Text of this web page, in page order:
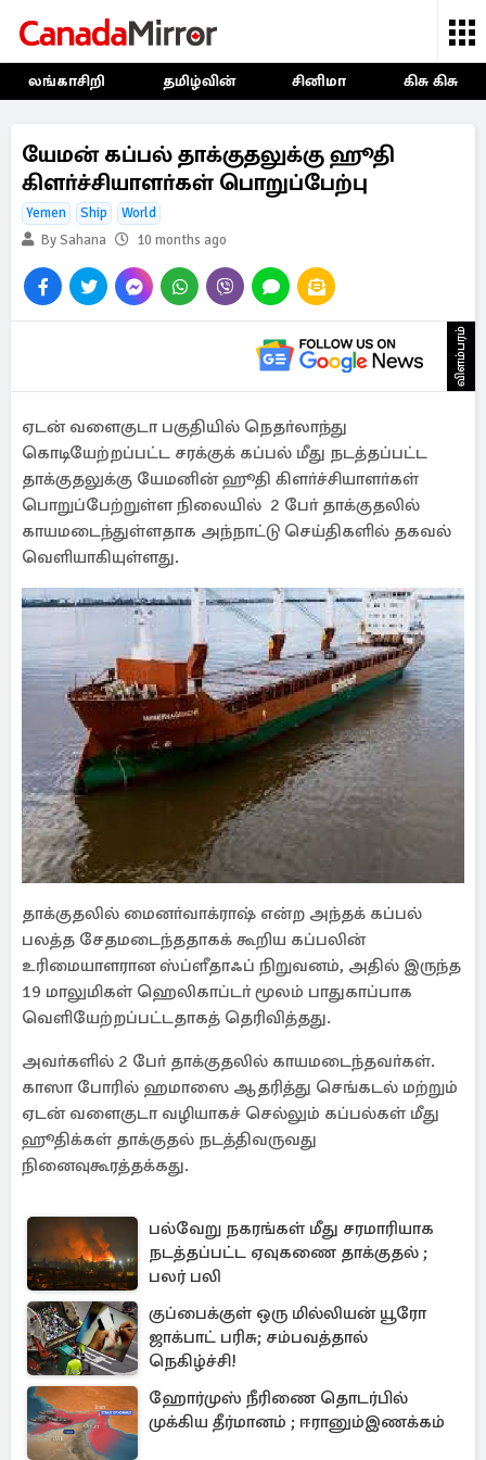
லங்காசிறி தமிழ்வின் சினிமா கிசு கிசு
யேமன் கப்பல் தாக்குதலுக்கு ஹூதி
கிளா்ச்சியாளா்கள் பொறுப்பேற்பு
Yemen Ship
World
By Sahana
10 months ago
விளம்பரம்
ஏடன் வளைகுடா பகுதியில் நெதா்லாந்து
கொடியேற்றப்பட்ட சரக்குக் கப்பல் மீது நடத்தப்பட்ட
தாக்குதலுக்கு யேமனின் ஹூதி கிளா்ச்சியாளா்கள்
பொறுப்பேற்றுள்ள நிலையில் 2 போ் தாக்குதலில்
காயமடைந்துள்ளதாக அந்நாட்டு செய்திகளில் தகவல்
வெளியாகியுள்ளது.
தாக்குதலில் மைனா்வாக்ராஷ் என்ற அந்தக் கப்பல்
பலத்த சேதமடைந்ததாகக் கூறிய கப்பலின்
உரிமையாளரான ஸ்ப்ளீதாஃப் நிறுவனம், அதில் இருந்த
19 மாலுமிகள் ஹெலிகாப்டா் மூலம் பாதுகாப்பாக
வெளியேற்றப்பட்டதாகத் தெரிவித்தது.
அவா்களில் 2 போ் தாக்குதலில் காயமடைந்தவா்கள்.
காஸா போரில் ஹமாஸை ஆதரித்து செங்கடல் மற்றும்
ஏடன் வளைகுடா வழியாகச் செல்லும் கப்பல்கள் மீது
ஹூதிக்கள் தாக்குதல் நடத்திவருவது
நினைவுகூரத்தக்கது.
பல்வேறு நகரங்கள் மீது சரமாரியாக
நடத்தப்பட்ட ஏவுகணை தாக்குதல் ;
பலர் பலி
குப்பைக்குள் ஒரு மில்லியன் யூரோ
ஜாக்பாட் பரிசு; சம்பவத்தால்
நெகிழ்ச்சி!
ஹோர்முஸ் நீரிணை தொடர்பில்
முக்கிய தீர்மானம் ; ஈரானும்இணக்கம்